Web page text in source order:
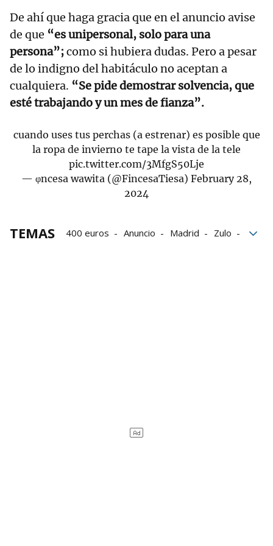
De ahí que haga gracia que en el anuncio avise
de que “es unipersonal, solo para una
persona”;como si hubiera dudas. Pero a pesar
de lo indigno del habitáculo no aceptan a
cualquiera. “Se pide demostrar solvencia, que
esté trabajando y un mes de fianza”.
cuando uses tus perchas (a estrenar) es posible que
la ropa de invierno te tape la vista de la tele
pic.twitter.com/3MfgS50Lje
— φncesa wawita (@FincesaTiesa) February 28,
2024
TEMAS 400 euros Anuncio Madrid
Zulo